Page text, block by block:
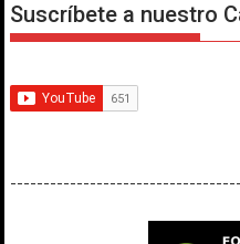
Suscríbete a nuestro